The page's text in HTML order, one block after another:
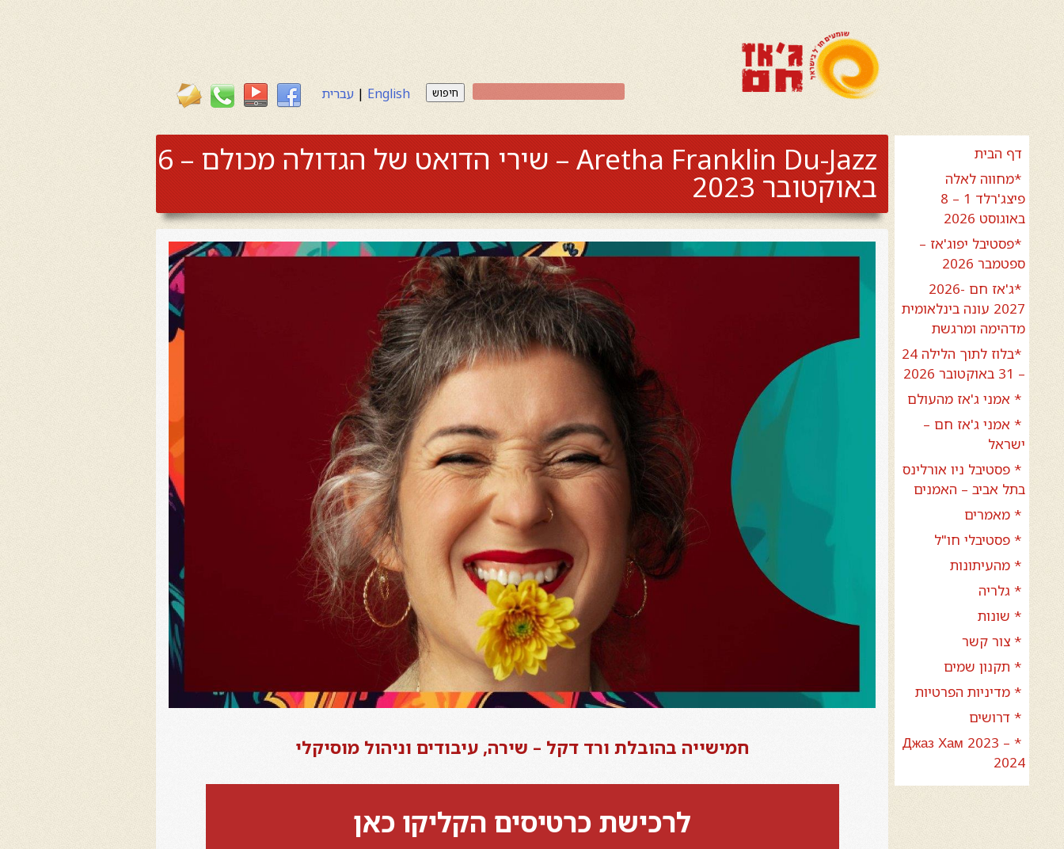
English
|עברית חיפוש
דף הבית
*מחווה לאלה
פיצג'רלד 1 – 8
באוגוסט 2026
*פסטיבל יפוג'אז –
ספטמבר 2026
*ג'אז חם 2026-
2027 עונה בינלאומית
מדהימה ומרגשת
*בלוז לתוך הלילה 24
– 31 באוקטובר 2026
* אמני ג'אז מהעולם
* אמני ג'אז חם –
ישראל
* פסטיבל ניו אורלינס
בתל אביב – האמנים
* מאמרים
* פסטיבלי חו"ל
* מהעיתונות
* גלריה
* שונות
* צור קשר
* תקנון שמים
* מדיניות הפרטיות
* דרושים
* Джаз Хам 2023 –
2024
Aretha Franklin Du-Jazz – שירי הדואט של הגדולה מכולם – 6
באוקטובר 2023
חמישייה בהובלת ורד דקל – שירה, עיבודים וניהול מוסיקלי
לרכישת כרטיסים הקליקו כאן